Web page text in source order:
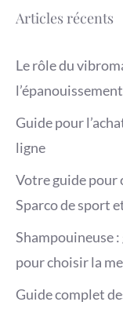
Articles récents
Le rôle du
Guide pour
ligne
Votre guide pour
Sparco de sport
Shampouineuse
pour choisir la
Guide complet